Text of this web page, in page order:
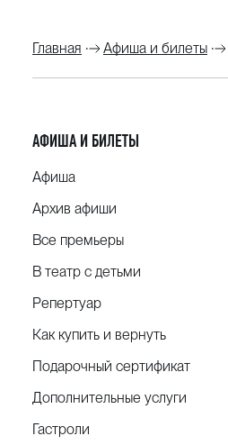
Главная Афиша и билеты
АФИША И БИЛЕТЫ
Афиша
Архив афиши
Все премьеры
В театр с детьми
Репертуар
Как купить и вернуть
Подарочный сертификат
Дополнительные услуги
Гастроли